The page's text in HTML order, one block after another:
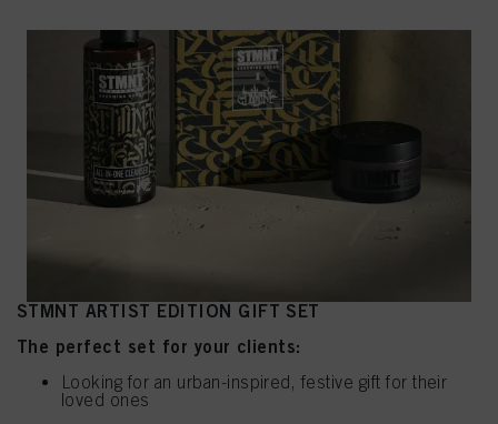
STMNT ARTIST EDITION GIFT SET
The perfect set for your clients:
Looking for an urban-inspired, festive gift for their
loved ones